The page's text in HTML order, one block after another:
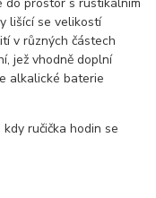
lišící se velikostí
v různých částech
jež vhodně doplní
alkalické baterie
ručička hodin se